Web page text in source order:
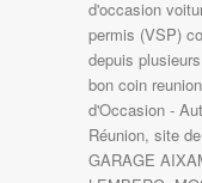
d'occasion
permis (VSP)
depuis
bon coin
d'Occasion -
Réunion, site
GARAGE